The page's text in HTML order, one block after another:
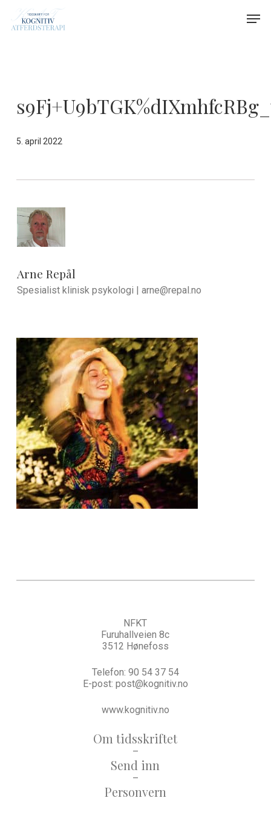
5. april 2022
Arne Repål
Spesialist klinisk psykologi | arne@repal.no
Om tidsskriftet
–
Send inn
–
Personvern
NFKT
Furuhallveien 8c
3512 Hønefoss
Telefon: 90 54 37 54
E-post: post@kognitiv.no
www.kognitiv.no